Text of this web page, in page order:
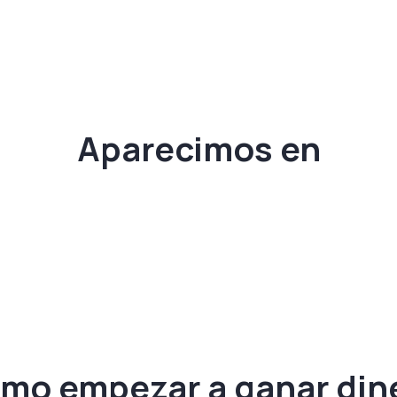
Aparecimos en
empezar a ganar